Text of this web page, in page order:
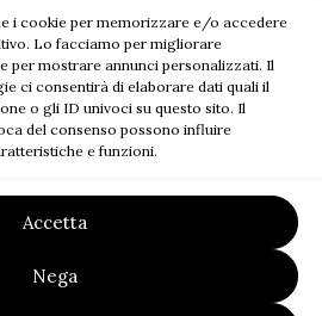
i cookie per memorizzare e/o accedere
Lo facciamo per migliorare
per mostrare annunci personalizzati. Il
ci consentirà di elaborare dati quali il
o gli ID univoci su questo sito. Il
del consenso possono influire
e funzioni.
Accetta
Nega
07220121219 | Designed by
FALATECH